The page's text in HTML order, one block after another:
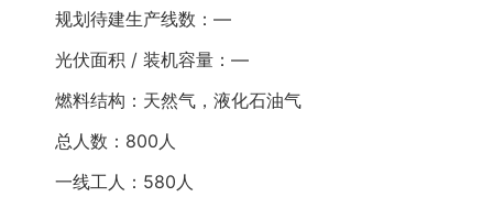
规划待建生产线数：—
光伏面积 / 装机容量：—
燃料结构：天然气，液化石油气
总人数：800人
一线工人：580人